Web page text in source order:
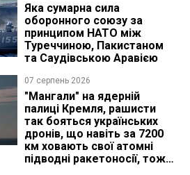
Яка сумарна сила
оборонного союзу за
принципом НАТО між
Туреччиною, Пакистаном
та Саудівською Аравією
07 серпень 2026
"Мангали" на ядерній
палиці Кремля, рашисти
так бояться українських
дронів, що навіть за 7200
км ховають свої атомні
підводні ракетоносії, тож